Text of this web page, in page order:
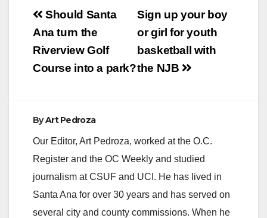
Post
navigation
Sign up your boy
or girl for youth
basketball with
the NJB
Should Santa
Ana turn the
Riverview Golf
Course into a park?
ByArt Pedroza
Our Editor, Art Pedroza, worked at the O.C.
Register and the OC Weekly and studied
journalism at CSUF and UCI. He has lived in
Santa Ana for over 30 years and has served on
several city and county commissions. When he